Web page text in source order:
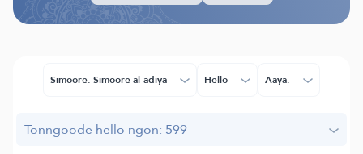
Simoore. Simoore al-adiya Hello Aaya.
Tonngoode hello ngon: 599